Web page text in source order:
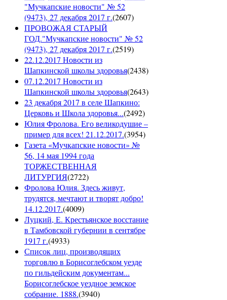
"Мучкапские новости" № 52
(9473), 27 декабря 2017 г.(2607)
ПРОВОЖАЯ СТАРЫЙ
ГОД."Мучкапские новости" № 52
(9473), 27 декабря 2017 г.(2519)
22.12.2017 Новости из
Шапкинской школы здоровья(2438)
07.12.2017 Новости из
Шапкинской школы здоровья(2643)
23 декабря 2017 в селе Шапкино:
Церковь и Школа здоровья...(2492)
Юлия Фролова. Его великодушие –
пример для всех! 21.12.2017.(3954)
Газета «Мучкапские новости» №
56, 14 мая 1994 года
ТОРЖЕСТВЕННАЯ
ЛИТУРГИЯ(2722)
Фролова Юлия. Здесь живут,
трудятся, мечтают и творят добро!
14.12.2017.(4009)
Луцкий, Е. Крестьянское восстание
в Тамбовской губернии в сентябре
1917 г.(4933)
Список лиц, производящих
торговлю в Борисоглебском уезде
по гильдейским документам...
Борисоглебское уездное земское
собрание. 1888.(3940)